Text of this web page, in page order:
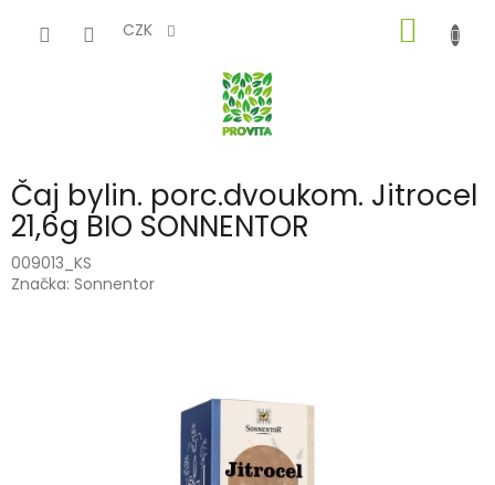
CZK
KOŠÍK
Čaj bylin. porc.dvoukom. Jitrocel
21,6g BIO SONNENTOR
009013_KS
Značka: Sonnentor